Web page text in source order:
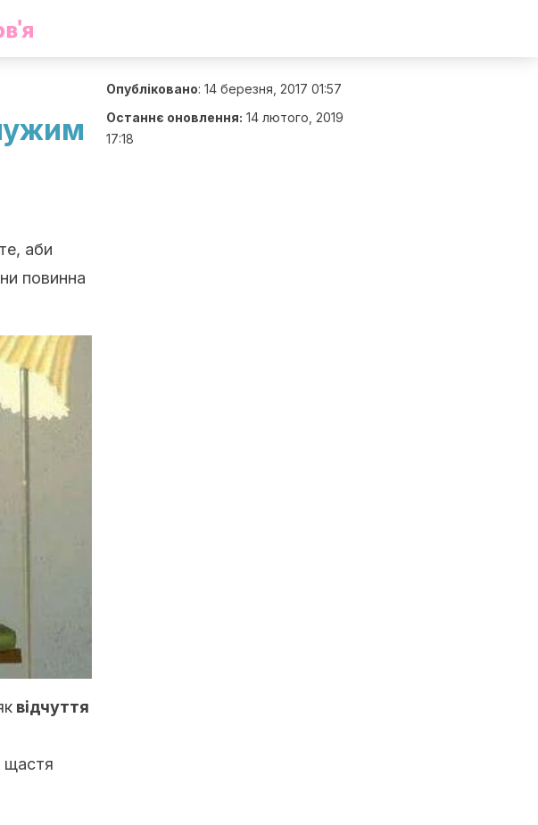
аби
повинна
відчуття
щастя
Опубліковано: 14 березня, 2017 01:57
Останнє оновлення: 14 лютого, 2019
17:18